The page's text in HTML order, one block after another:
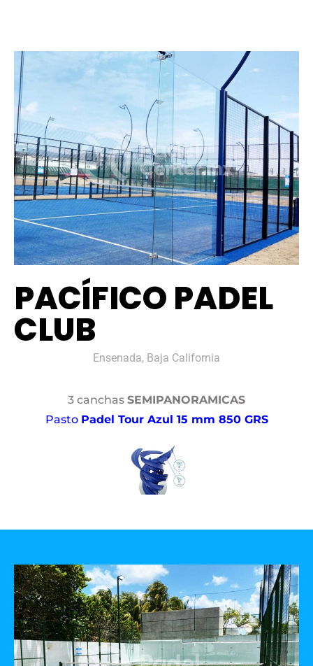
PACÍFICO PADEL
CLUB
Ensenada, Baja California
3 canchas SEMIPANORAMICAS
Pasto Padel Tour Azul 15 mm 850 GRS